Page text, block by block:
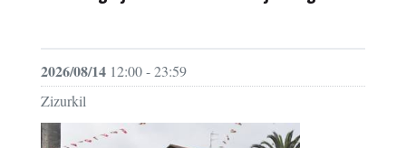
2026/08/14 12:00 - 23:59
Zizurkil